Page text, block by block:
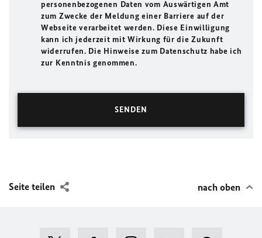
personenbezogenen Daten vom Auswärtigen Amt
zum Zwecke der Meldung einer Barriere auf der
Webseite verarbeitet werden. Diese Einwilligung
kann ich jederzeit mit Wirkung für die Zukunft
widerrufen. Die Hinweise zum Datenschutz habe ich
zur Kenntnis genommen.
Seite teilen nach oben